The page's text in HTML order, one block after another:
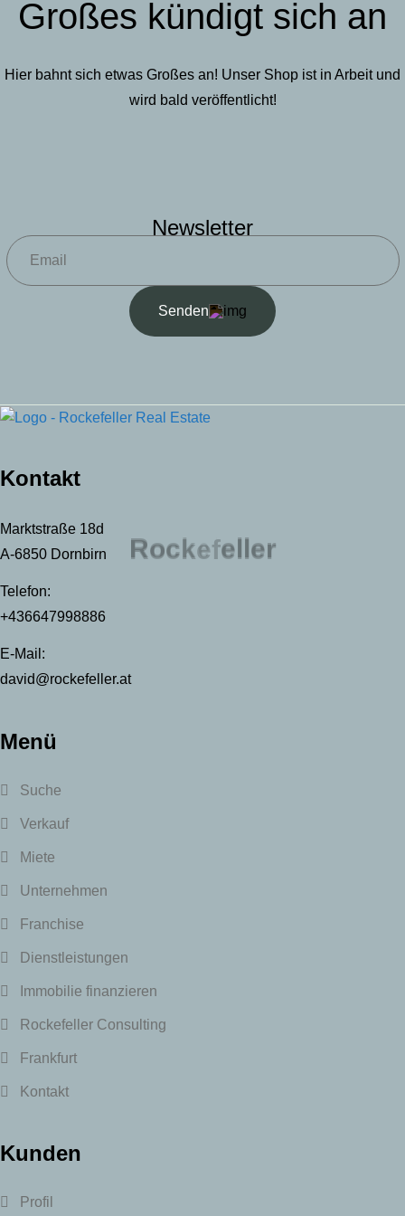
Rockefeller
Großes kündigt sich an
Hier bahnt sich etwas Großes an! Unser Shop ist in Arbeit und
wird bald veröffentlicht!
Newsletter
Senden
Kontakt
Marktstraße 18d
A-6850 Dornbirn
Telefon:
+436647998886
E-Mail:
david@rockefeller.at
Menü
Suche
Verkauf
Miete
Unternehmen
Franchise
Dienstleistungen
Immobilie finanzieren
Rockefeller Consulting
Frankfurt
Kontakt
Kunden
Profil